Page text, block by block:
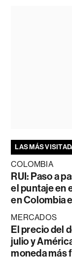
LAS MÁS
COLOMBIA
RUI: Paso a
el puntaje en
en Colombia
MERCADOS
El precio del
julio y
moneda más